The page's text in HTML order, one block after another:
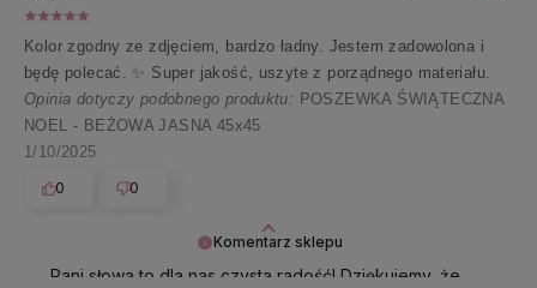
Komentarz sklepu
Pani słowa to dla nas czysta radość! Dziękujemy, że
Kolor zgodny ze zdjęciem, bardzo ładny. Jestem zadowolona i
będę polecać. ✨ Super jakość, uszyte z porządnego materiału.
Opinia dotyczy podobnego produktu: POSZEWKA ŚWIĄTECZNA
NOEL - BEŻOWA JASNA 45x45
1/10/2025
0
0